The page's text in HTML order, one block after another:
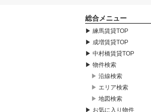
総合メニュー
▶ 練馬賃貸TOP
▶ 成増賃貸TOP
▶ 中村橋賃貸TOP
▶ 物件検索
▶ 沿線検索
▶ エリア検索
▶ 地図検索
▶ お気に入り物件